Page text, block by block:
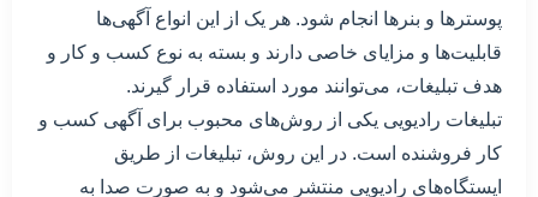
پوسترها و بنرها انجام شود. هر یک از این انواع آگهی‌ها
قابلیت‌ها و مزایای خاصی دارند و بسته به نوع کسب و کار و
هدف تبلیغات، می‌توانند مورد استفاده قرار گیرند.
تبلیغات رادیویی یکی از روش‌های محبوب برای آگهی کسب و
کار فروشنده است. در این روش، تبلیغات از طریق
ایستگاه‌های رادیویی منتشر می‌شود و به صورت صدا به